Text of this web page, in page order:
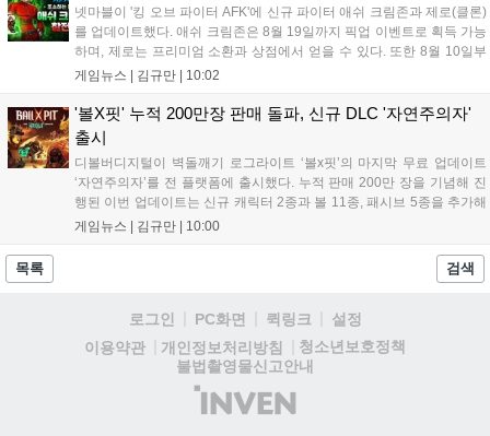
넷마블이 '킹 오브 파이터 AFK'에 신규 파이터 애쉬 크림존과 제로(클론)
를 업데이트했다. 애쉬 크림존은 8월 19일까지 픽업 이벤트로 획득 가능
하며, 제로는 프리미엄 소환과 상점에서 얻을 수 있다. 또한 8월 10일부
터 14일까지 럭키 엘피 이벤트로 론을, 13일부터 26일까지 트로피칼 아
로 전략적 전투의 재미가 더욱 강화될 것으로 기대된다....
게임뉴스 | 김규만 | 10:02
'볼X핏' 누적 200만장 판매 돌파, 신규 DLC '자연주의자'
출시
디볼버디지털이 벽돌깨기 로그라이트 ‘볼x핏’의 마지막 무료 업데이트
‘자연주의자’를 전 플랫폼에 출시했다. 누적 판매 200만 장을 기념해 진
행된 이번 업데이트는 신규 캐릭터 2종과 볼 11종, 패시브 5종을 추가해
전략적 재미를 높였다. 게임은 PC와 콘솔, 모바일에서 한글판으로 즐길
라고 밝혀 향후 행보에 기대감을 모으고 있다. 상세 정보는 공식 홈페이
게임뉴스 | 김규만 | 10:00
목록 검색
로그인 PC화면 퀵링크
설정
이용약관
개인정보처리방침
청소년보호정책
불법촬영물신고안내
(주)
인